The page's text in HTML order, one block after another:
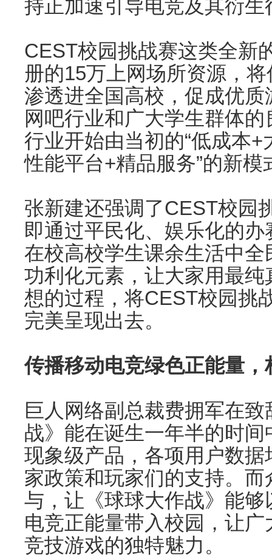
持正加速引导电竞及其衍
CEST校园挑战赛这类全新
册的15万上网场所资源，
渗透进全国高校，促成优
网吧行业和广大学生群体
行业开始由当初的“低成本+
性能平台+精品服务”的新模
张新建还强调了CEST校园
即通过平民化、娱乐化的
在校高校学生课余生活中
功利化元素，让大家用最
想的过程，将CEST校园挑
完美呈现出去。
传播移动电竞绿色正能量
巨人网络副总裁费拥军在
战》能在诞生一年半的时
现象级产品，各项用户数
家政策和玩家们的支持。
与，让《球球大作战》能
电竞正能量带入校园，让
竞技游戏的独特魅力。